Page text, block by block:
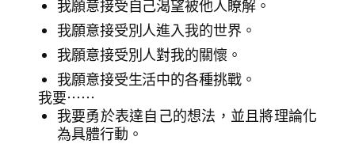
我願意接受自己渴望被他人瞭解。
我願意接受別人進入我的世界。
我願意接受別人對我的關懷。
我願意接受生活中的各種挑戰。
我要⋯⋯
我要勇於表達自己的想法，並且將理論化
為具體行動。